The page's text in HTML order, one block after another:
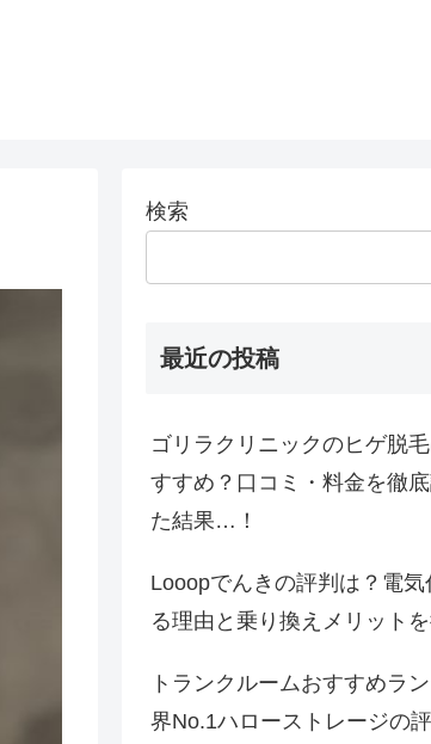
検索
最近の投稿
ゴリラクリニックのヒゲ脱
すすめ？口コミ・料金を徹
た結果…！
Looopでんきの評判は？電気
る理由と乗り換えメリットを
トランクルームおすすめラ
界No.1ハローストレージの